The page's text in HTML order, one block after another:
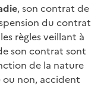
, son contrat de
du contrat
règles veillant à
son contrat sont
de la nature
ou non, accident